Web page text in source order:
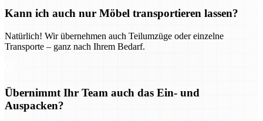
Kann ich auch nur Möbel transportieren lassen?
Natürlich! Wir übernehmen auch Teilumzüge oder einzelne
Transporte – ganz nach Ihrem Bedarf.
Übernimmt Ihr Team auch das Ein- und
Auspacken?